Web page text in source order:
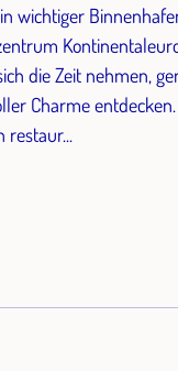
wichtiger
die Zeit nehmen,
Charme
restaur...